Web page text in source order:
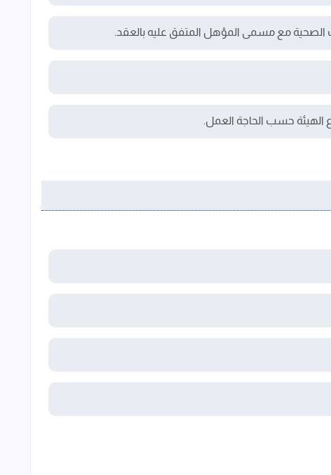
مع مسمى المؤهل المتفق عليه بالعقد.
الهيئة حسب الحاجة العمل.